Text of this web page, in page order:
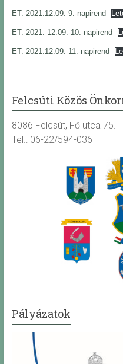
ET.-2021.12.09.-9.-napirend
ET.-2021.-12.09.-10.-napirend
ET.-2021.12.09.-11.-napirend
Felcsúti Közös
8086 Felcsút, Fő utca 75.
Tel.: 06-22/594-036
Pályázatok